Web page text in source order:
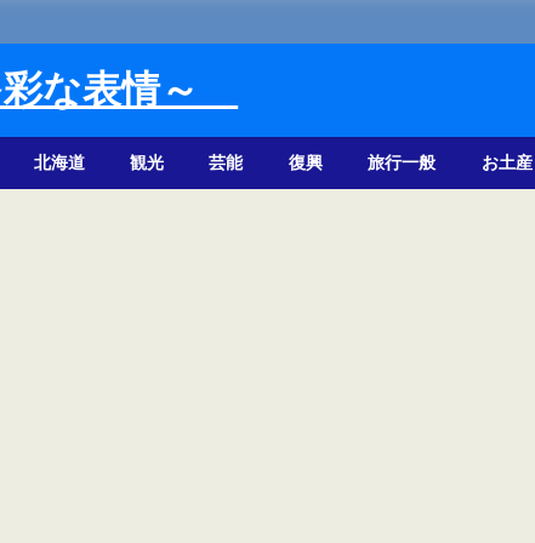
彩な表情～
北海道 観光 芸能 復興 旅行一般 お土